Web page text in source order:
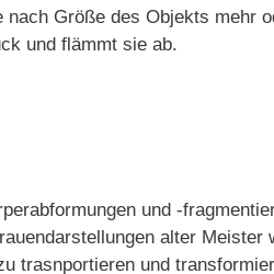
nach Größe des Objekts mehr
und flämmt sie ab.
und -
alter Meister
trasnportieren und